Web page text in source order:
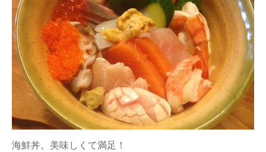
海鮮丼。美味しくて満足！